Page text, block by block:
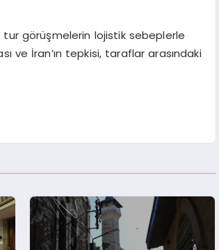
tur görüşmelerin lojistik sebeplerle
ve İran’ın tepkisi, taraflar arasındaki